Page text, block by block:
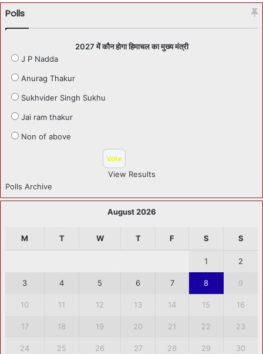
Polls
2027 में कौन होगा हिमाचल का मुख्य मंत्री
J P Nadda
Anurag Thakur
Sukhvider Singh Sukhu
Jai ram thakur
Non of above
View Results
Polls Archive
August 2026
M T W T F S S
1 2
3 4 5 6 7 8 9
10 11 12 13 14 15 16
17 18 19 20 21 22 23
24 25 26 27 28 29 30